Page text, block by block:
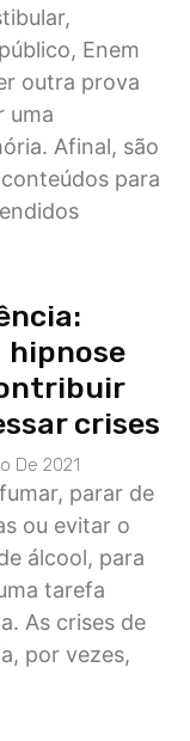
Enem
outra prova
uma
Afinal, são
para
hipnose
crises
De 2021
parar de
ou evitar o
álcool, para
tarefa
As crises de
por vezes,